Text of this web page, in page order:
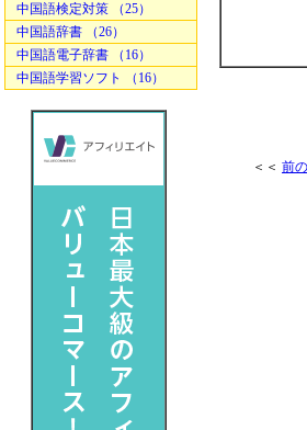
中国語検定対策 （25）
中国語辞書 （26）
中国語電子辞書 （16）
中国語学習ソフト （16）
＜＜ 前